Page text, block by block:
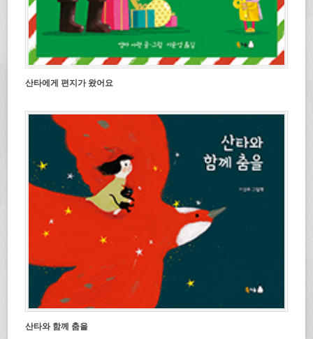
산타에게 편지가 왔어요
산타와 함께 춤을